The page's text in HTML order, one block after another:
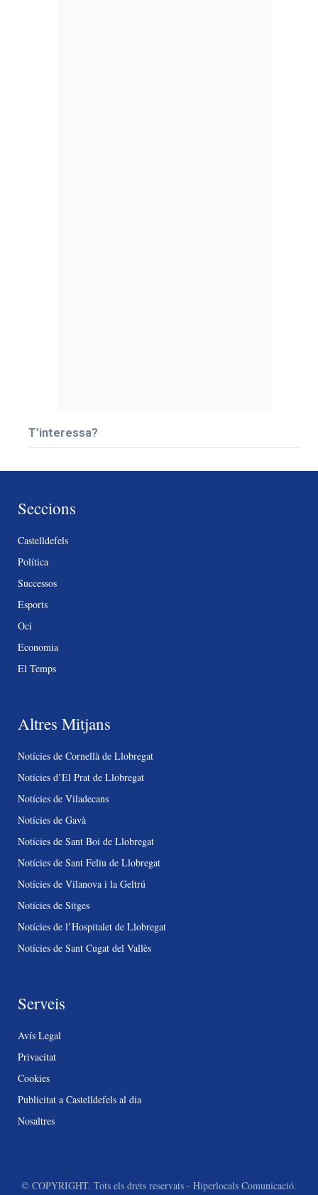
T’interessa?
Seccions
Castelldefels
Política
Successos
Esports
Oci
Economia
El Temps
Altres Mitjans
Notícies de Cornellà de Llobregat
Notícies d’El Prat de Llobregat
Notícies de Viladecans
Notícies de Gavà
Notícies de Sant Boi de Llobregat
Notícies de Sant Feliu de Llobregat
Notícies de Vilanova i la Geltrú
Notícies de Sitges
Notícies de l’Hospitalet de Llobregat
Notícies de Sant Cugat del Vallès
Serveis
Avís Legal
Privacitat
Cookies
Publicitat a Castelldefels al dia
Nosaltres
© COPYRIGHT. Tots els drets reservats - Hiperlocals Comunicació.